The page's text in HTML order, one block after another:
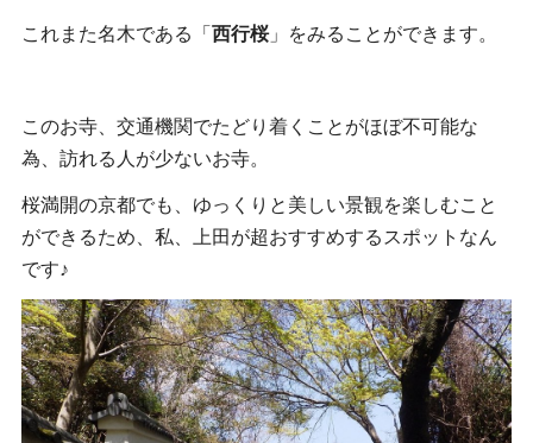
これまた名木である「西行桜」をみることができます。
このお寺、交通機関でたどり着くことがほぼ不可能な
為、訪れる人が少ないお寺。
桜満開の京都でも、ゆっくりと美しい景観を楽しむこと
ができるため、私、上田が超おすすめするスポットなん
です♪